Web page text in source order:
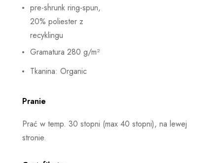
pre-shrunk ring-spun,
20% poliester z
recyklingu
Gramatura 280 g/m²
Tkanina: Organic
Pranie
Prać w temp. 30 stopni (max 40 stopni), na lewej
stronie.